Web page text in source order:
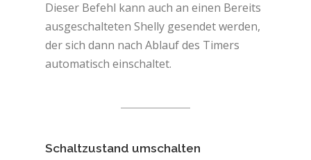
Dieser Befehl kann auch an einen Bereits
ausgeschalteten Shelly gesendet werden,
der sich dann nach Ablauf des Timers
automatisch einschaltet.
Schaltzustand umschalten